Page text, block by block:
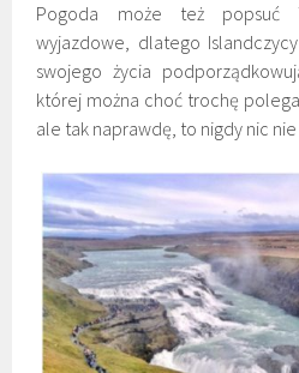
Pogoda może też popsuć
wyjazdowe, dlatego
swojego życia
której można choć trochę
ale tak naprawdę, to nigdy nic